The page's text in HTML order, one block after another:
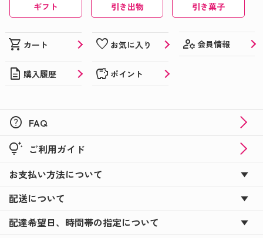
ギフト 引き出物 引き菓子
shopping_cart カート favorite お気に入り manage_accounts 会員情報
description 購入履歴 savings ポイント
help FAQ
tips_and_updates ご利用ガイド
お支払い方法について
配送について
配達希望日、時間帯の指定について